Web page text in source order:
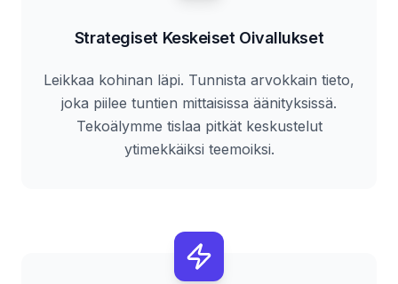
Strategiset Keskeiset Oivallukset
Leikkaa kohinan läpi. Tunnista arvokkain tieto,
joka piilee tuntien mittaisissa äänityksissä.
Tekoälymme tislaa pitkät keskustelut
ytimekkäiksi teemoiksi.